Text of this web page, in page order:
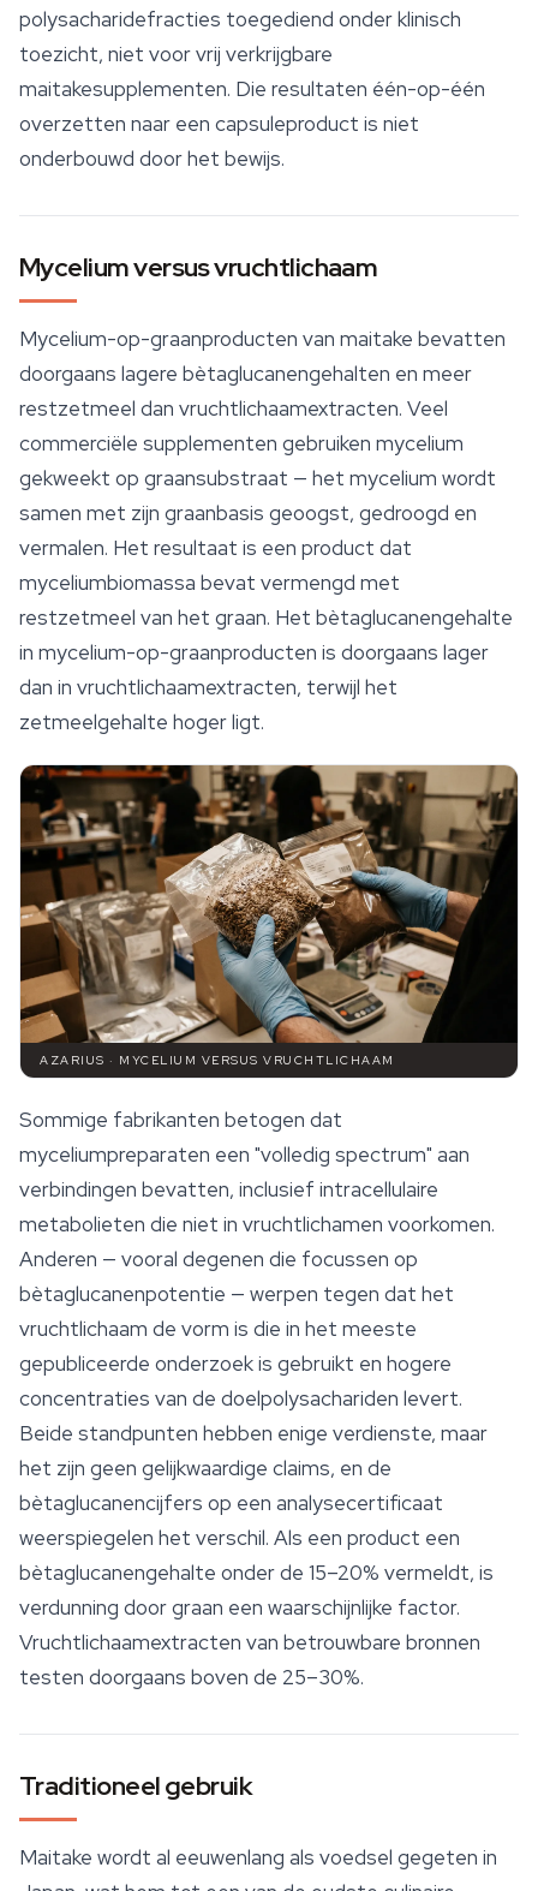
polysacharidefracties toegediend onder klinisch
toezicht, niet voor vrij verkrijgbare
maitakesupplementen. Die resultaten één-op-één
overzetten naar een capsuleproduct is niet
onderbouwd door het bewijs.
Mycelium versus vruchtlichaam
Mycelium-op-graanproducten van maitake bevatten
doorgaans lagere bètaglucanengehalten en meer
restzetmeel dan vruchtlichaamextracten. Veel
commerciële supplementen gebruiken mycelium
gekweekt op graansubstraat — het mycelium wordt
samen met zijn graanbasis geoogst, gedroogd en
vermalen. Het resultaat is een product dat
myceliumbiomassa bevat vermengd met
restzetmeel van het graan. Het bètaglucanengehalte
in mycelium-op-graanproducten is doorgaans lager
dan in vruchtlichaamextracten, terwijl het
zetmeelgehalte hoger ligt.
AZARIUS · MYCELIUM VERSUS VRUCHTLICHAAM
Sommige fabrikanten betogen dat
myceliumpreparaten een "volledig spectrum" aan
verbindingen bevatten, inclusief intracellulaire
metabolieten die niet in vruchtlichamen voorkomen.
Anderen — vooral degenen die focussen op
bètaglucanenpotentie — werpen tegen dat het
vruchtlichaam de vorm is die in het meeste
gepubliceerde onderzoek is gebruikt en hogere
concentraties van de doelpolysachariden levert.
Beide standpunten hebben enige verdienste, maar
het zijn geen gelijkwaardige claims, en de
bètaglucanencijfers op een analysecertificaat
weerspiegelen het verschil. Als een product een
bètaglucanengehalte onder de 15–20% vermeldt, is
verdunning door graan een waarschijnlijke factor.
Vruchtlichaamextracten van betrouwbare bronnen
testen doorgaans boven de 25–30%.
Traditioneel gebruik
Maitake wordt al eeuwenlang als voedsel gegeten in